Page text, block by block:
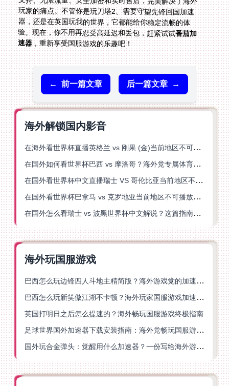
验。现在，你不用再忍受高延迟和丢包，赶紧试试番茄加
速器，重新享受国服游戏的乐趣吧！
← 前一篇文章 后一篇文章 →
海外解锁国内影音
在海外看世界杯直播英格兰 vs 刚果 (金)当前地区不可播放？这篇指南帮你突破所有限制
在国外如何看世界杯巴西 vs 摩洛哥？海外党专属体育观赛指南来了
在国外看世界杯中文直播瑞士 VS 哥伦比亚当前地区不可播放？这篇指南帮你搞定
在国外看世界杯巴拿马 vs 克罗地亚当前地区不可播放？这篇指南帮你轻松解决海外体育直播难题
在国外怎么看瑞士 vs 波黑世界杯中文解说？这篇指南帮你搞定所有地区限制问题
海外玩国服游戏
巴西怎么玩边锋四人斗地主精简版？海外游戏党的加速器终极选择
巴西怎么玩新笑傲江湖不卡顿？海外玩家国服游戏加速终极指南（附猫和老鼠一梦江湖实测）
英国打明日之后怎么提速的？海外畅玩国服游戏终极指南
足球世界国外加速器下载安装指南：海外党畅玩国服游戏的终极解决方案
国外玩合金弹头：觉醒用什么加速器？一份写给海外游子的畅玩指南